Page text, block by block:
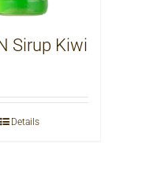
Sirup Kiwi
Details